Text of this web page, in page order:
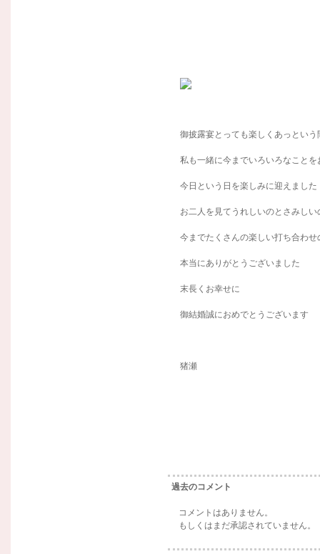
御披露宴とっても楽しくあっとい
私も一緒に今までいろいろなこと
今日という日を楽しみに迎えました
お二人を見てうれしいのとさみし
今までたくさんの楽しい打ち合わ
本当にありがとうございました
末長くお幸せに
御結婚誠におめでとうございます
猪瀬
過去のコメント
コメントはありません。
もしくはまだ承認されていません。